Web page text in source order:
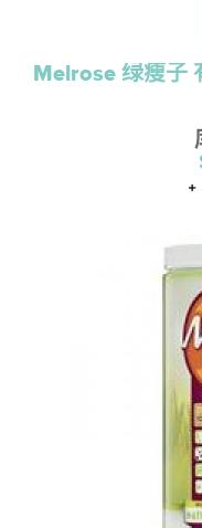
Melrose 绿瘦子